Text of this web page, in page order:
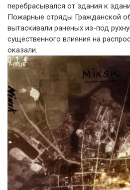
перебрасывался от здания к
Пожарные отряды Гражданской
вытаскивали раненых из-под
существенного влияния на
оказали.